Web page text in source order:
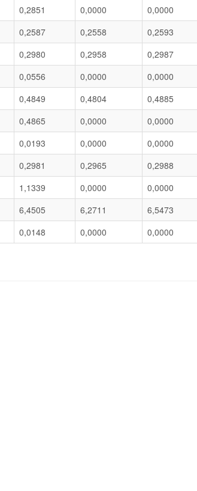
0,2851 0,0000
0,0000
0,2587 0,2558
0,2593
0,2980 0,2958
0,2987
0,0556 0,0000
0,0000
0,4849 0,4804
0,4885
0,4865 0,0000
0,0000
0,0193 0,0000
0,0000
0,2981 0,2965
0,2988
1,1339 0,0000
0,0000
6,4505 6,2711
6,5473
0,0148 0,0000 0,0000